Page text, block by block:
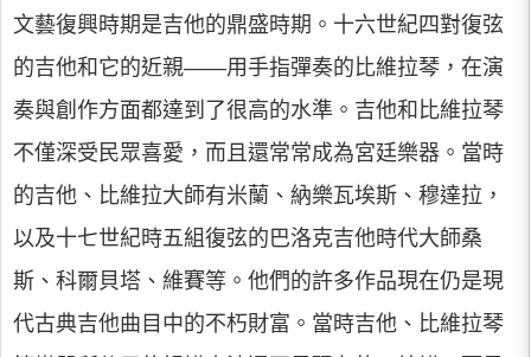
文藝復興時期是吉他的鼎盛時期。十六世紀四對復弦
的吉他和它的近親——用手指彈奏的比維拉琴，在演
奏與創作方面都達到了很高的水準。吉他和比維拉琴
不僅深受民眾喜愛，而且還常常成為宮廷樂器。當時
的吉他、比維拉大師有米蘭、納樂瓦埃斯、穆達拉，
以及十七世紀時五組復弦的巴洛克吉他時代大師桑
斯、科爾貝塔、維賽等。他們的許多作品現在仍是現
代古典吉他曲目中的不朽財富。當時吉他、比維拉琴